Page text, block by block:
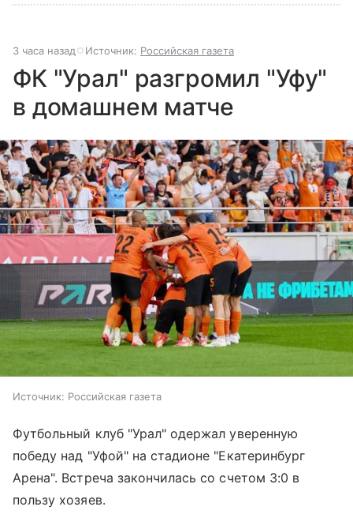
3 часа назад Источник: Российская газета
ФК "Урал" разгромил "Уфу"
в домашнем матче
Источник: Российская газета
Футбольный клуб "Урал" одержал уверенную
победу над "Уфой" на стадионе "Екатеринбург
Арена". Встреча закончилась со счетом 3:0 в
пользу хозяев.